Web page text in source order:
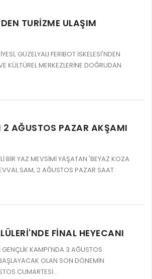
TURİZME ULAŞIM
GÜZELYALI FERİBOT İSKELESİ'NDEN
KÜLTÜREL MERKEZLERİNE DOĞRUDAN
2 AĞUSTOS PAZAR AKŞAMI
BİR YAZ MEVSİMİ YAŞATAN 'BEYAZ KOZA
SAM, 2 AĞUSTOS PAZAR SAAT
FİNAL HEYECANI
GENÇLİK KAMPI'NDA 3 AĞUSTOS
OLAN SON DÖNEMİN
CUMARTESİ...